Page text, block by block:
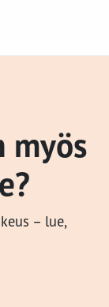
myös
– lue,